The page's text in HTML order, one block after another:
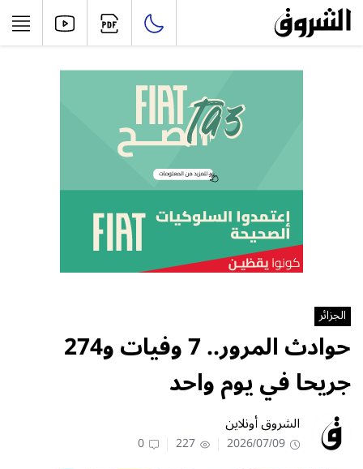
الجزائر
حوادث المرور.. 7 وفيات و274
جريحا في يوم واحد
الشروق أونلاين
2026/07/09
227
0